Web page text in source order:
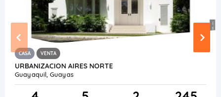
CASA VENTA
URBANIZACION AIRES NORTE
Guayaquil, Guayas